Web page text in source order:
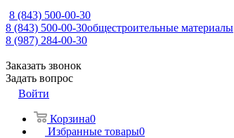
8 (843) 500-00-30
8 (843) 500-00-30общестроительные материалы
8 (987) 284-00-30
Заказать звонок
Задать вопрос
Войти
Корзина0
Избранные товары0